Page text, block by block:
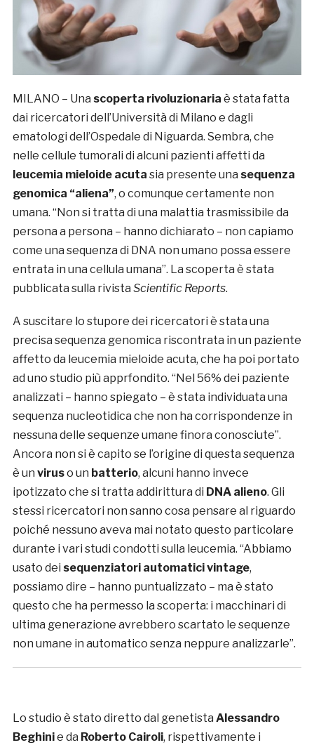
MILANO – Una scoperta rivoluzionaria è stata fatta
dai ricercatori dell’Università di Milano e dagli
ematologi dell’Ospedale di Niguarda. Sembra, che
nelle cellule tumorali di alcuni pazienti affetti da
leucemia mieloide acuta sia presente una sequenza
genomica “aliena”, o comunque certamente non
umana. “Non si tratta di una malattia trasmissibile da
persona a persona – hanno dichiarato – non capiamo
come una sequenza di DNA non umano possa essere
entrata in una cellula umana”. La scoperta è stata
pubblicata sulla rivista Scientific Reports.
A suscitare lo stupore dei ricercatori è stata una
precisa sequenza genomica riscontrata in un paziente
affetto da leucemia mieloide acuta, che ha poi portato
ad uno studio più apprfondito. “Nel 56% dei paziente
analizzati – hanno spiegato – è stata individuata una
sequenza nucleotidica che non ha corrispondenze in
nessuna delle sequenze umane finora conosciute”.
Ancora non si è capito se l’origine di questa sequenza
è un viruso un batterio, alcuni hanno invece
ipotizzato che si tratta addirittura di DNA alieno. Gli
stessi ricercatori non sanno cosa pensare al riguardo
poiché nessuno aveva mai notato questo particolare
durante i vari studi condotti sulla leucemia. “Abbiamo
usato dei sequenziatori automatici vintage,
possiamo dire – hanno puntualizzato – ma è stato
questo che ha permesso la scoperta: i macchinari di
ultima generazione avrebbero scartato le sequenze
non umane in automatico senza neppure analizzarle”.
Lo studio è stato diretto dal genetista Alessandro
Beghinie da Roberto Cairoli, rispettivamente i